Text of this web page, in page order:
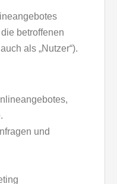
betroffenen
als „Nutzer“).
und